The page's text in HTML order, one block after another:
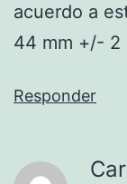
acuerdo a
44 mm +/- 2
Responder